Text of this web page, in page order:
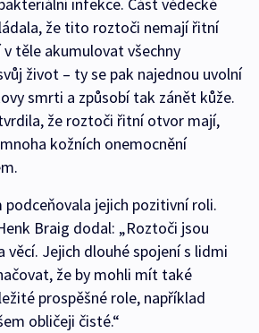
infekce. Část vědecké
že tito roztoči nemají řitní
těle akumulovat všechny
život –⁠ ty se pak najednou uvolní
smrti a způsobí tak zánět kůže.
že roztoči řitní otvor mají,
kožních onemocnění
podceňovala jejich pozitivní roli.
Braig dodal: „Roztoči jsou
věcí. Jejich dlouhé spojení s lidmi
že by mohli mít také
prospěšné role, například
obličeji čisté.“